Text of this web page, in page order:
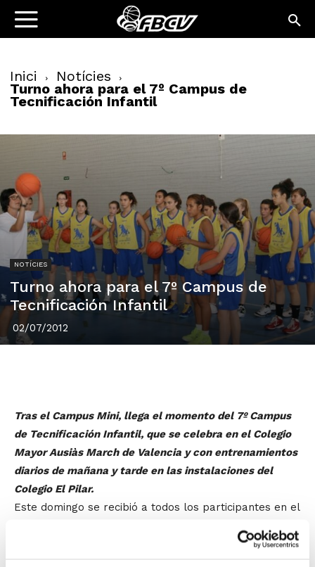
Inici Notícies
Turno ahora para el 7º Campus de
Tecnificación Infantil
NOTÍCIES
Turno ahora para el 7º Campus de
Tecnificación Infantil
02/07/2012
Tras el Campus Mini, llega el momento del 7º Campus
de Tecnificación Infantil, que se celebra en el Colegio
Mayor Ausiàs March de Valencia y con entrenamientos
diarios de mañana y tarde en las instalaciones del
Colegio El Pilar.
Este domingo se recibió a todos los participantes en el
entrenadores y tutores, realizaron una primera sesión